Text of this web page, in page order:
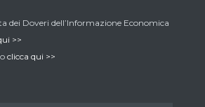
dei Doveri dell’Informazione Economica
>>
clicca qui >>